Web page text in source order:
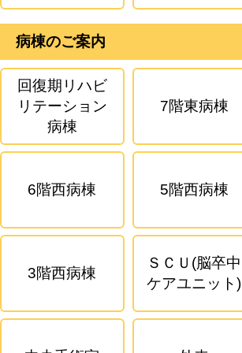
病棟のご案内
回復期リハビ
リテーション
病棟
7階東病棟
6階西病棟 5階西病棟
3階西病棟
ＳＣＵ(脳卒中
ケアユニット)